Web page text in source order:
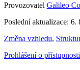
Provozovatel Galileo
Poslední aktualizace: 6.
Změna vzhledu,
Prohlášení o přístupnosti